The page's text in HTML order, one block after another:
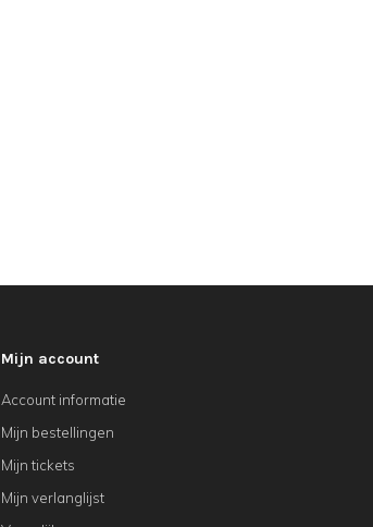
Mijn account
Account informatie
Mijn bestellingen
Mijn tickets
Mijn verlanglijst